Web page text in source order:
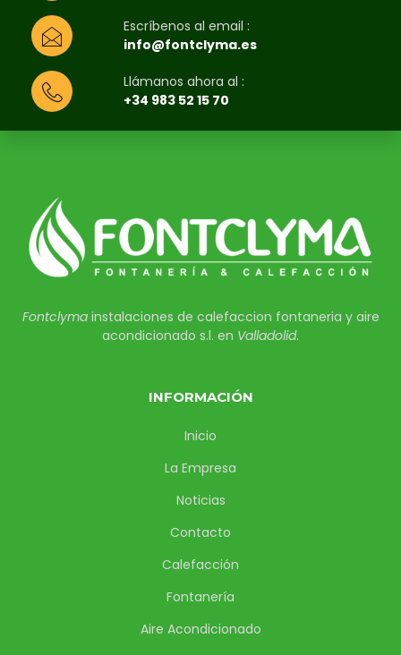
Escríbenos al email :
info@fontclyma.es
Llámanos ahora al :
+34 983 52 15 70
Fontclymainstalaciones de calefaccion fontaneria y aire
acondicionado s.l. en Valladolid.
INFORMACIÓN
Inicio
La Empresa
Noticias
Contacto
Calefacción
Fontanería
Aire Acondicionado